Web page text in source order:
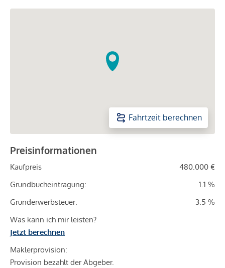
Fahrtzeit berechnen
Preisinformationen
Kaufpreis
480.000 €
Grundbucheintragung:
1.1 %
Grunderwerbsteuer:
3.5 %
Was kann ich mir leisten?
Jetzt berechnen
Maklerprovision:
Provision bezahlt der Abgeber.